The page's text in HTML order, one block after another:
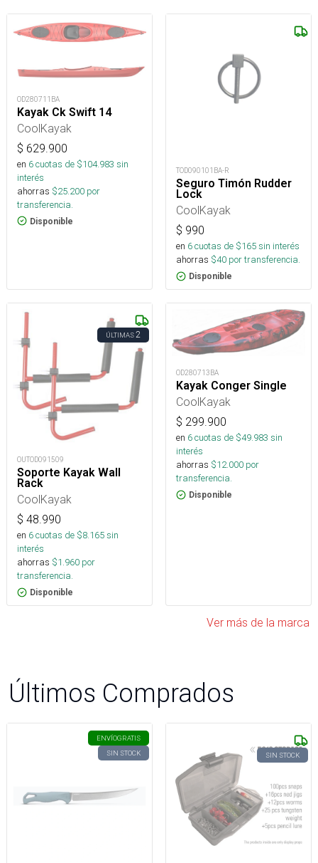
OD280711BA
Kayak Ck Swift 14
CoolKayak
$ 629.900
en 6cuotas de $104.983 sin
interés
ahorras $25.200 por
transferencia.
Disponible
TOD090101BA-R
Seguro Timón Rudder
Lock
CoolKayak
$ 990
en 6cuotas de $165sin interés
ahorras $40 por transferencia.
Disponible
ÚLTIMAS2
OUTOD091509
Soporte Kayak Wall
Rack
CoolKayak
$ 48.990
en 6cuotas de $8.165sin
interés
ahorras $1.960 por
transferencia.
Disponible
OD280713BA
Kayak Conger Single
CoolKayak
$ 299.900
en 6cuotas de $49.983 sin
interés
ahorras $12.000 por
transferencia.
Disponible
Ver más de la marca
Últimos Comprados
ENVÍOGRATIS
SIN STOCK
SIN STOCK